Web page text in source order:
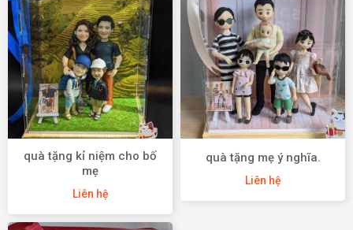
quà tặng kỉ niệm cho bố
mẹ
Liên hệ
quà tặng mẹ ý nghĩa.
Liên hệ